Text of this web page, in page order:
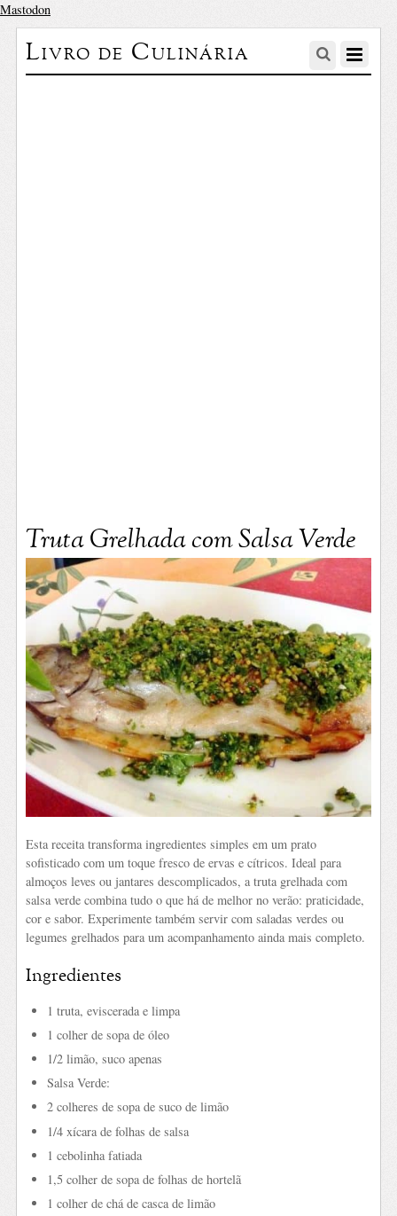
Mastodon
Livro de Culinária
Truta Grelhada com Salsa Verde
Esta receita transforma ingredientes simples em um prato
sofisticado com um toque fresco de ervas e cítricos. Ideal para
almoços leves ou jantares descomplicados, a truta grelhada com
salsa verde combina tudo o que há de melhor no verão: praticidade,
cor e sabor. Experimente também servir com saladas verdes ou
legumes grelhados para um acompanhamento ainda mais completo.
Ingredientes
1 truta, eviscerada e limpa
1 colher de sopa de óleo
1/2 limão, suco apenas
Salsa Verde:
2 colheres de sopa de suco de limão
1/4 xícara de folhas de salsa
1 cebolinha fatiada
1,5 colher de sopa de folhas de hortelã
1 colher de chá de casca de limão